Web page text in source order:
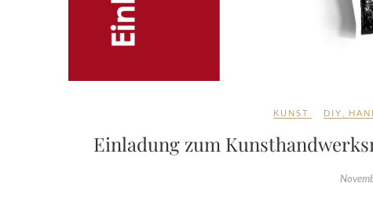
KUNST DIY
Einladung zum